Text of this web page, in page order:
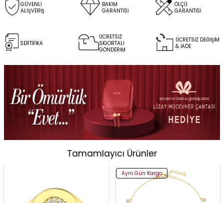
GÜVENLİ
ALIŞVERİŞ
BAKIM
GARANTİSİ
ÖLÇÜ
GARANTİSİ
SERTİFİKA
ÜCRETSİZ
SİGORTALI
GÖNDERİM
ÜCRETSİZ DEĞİŞİM
& İADE
Tamamlayıcı Ürünler
Aynı Gün Kargo